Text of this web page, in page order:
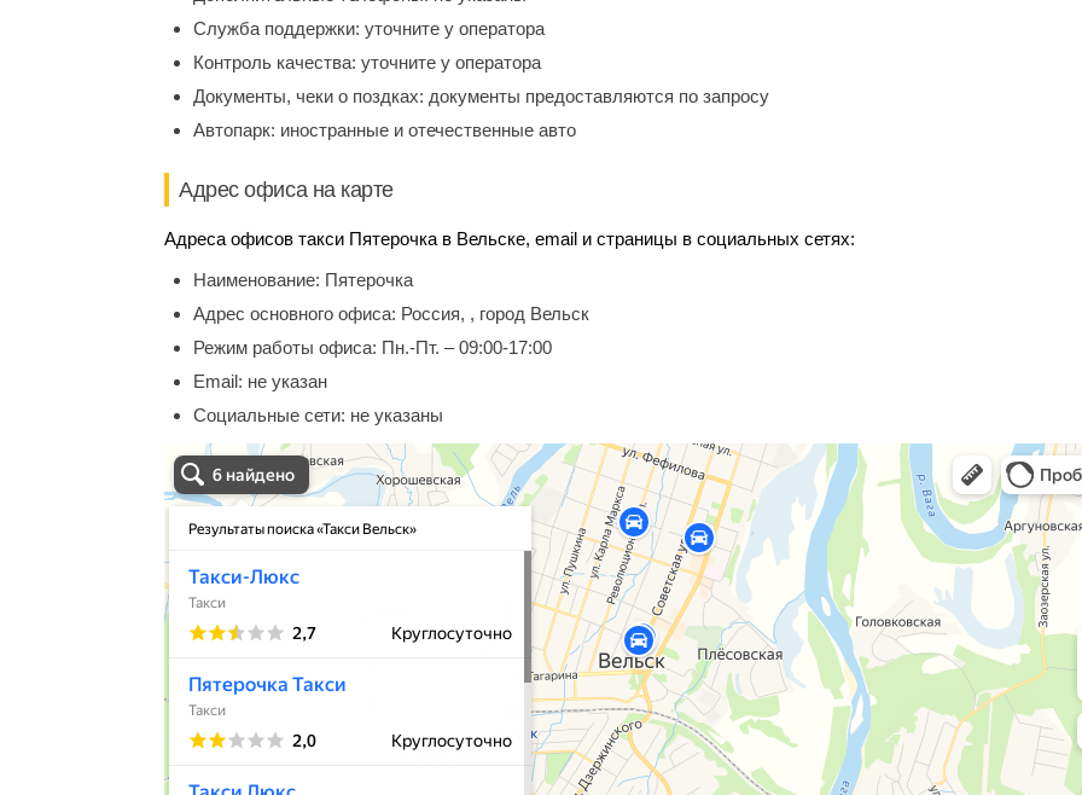
Служба поддержки: уточните у оператора
Контроль качества: уточните у оператора
Документы, чеки о поздках: документы предоставляются по запросу
Автопарк: иностранные и отечественные авто
Адрес офиса на карте
Адреса офисов такси Пятерочка в Вельске, email и страницы в социальных сетях:
Наименование: Пятерочка
Адрес основного офиса: Россия, , город Вельск
Режим работы офиса: Пн.-Пт. – 09:00-17:00
Email: не указан
Социальные сети: не указаны